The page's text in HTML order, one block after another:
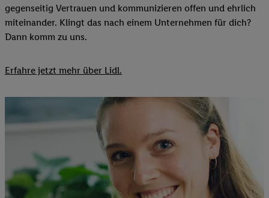
gegenseitig Vertrauen und kommunizieren offen und ehrlich
miteinander. Klingt das nach einem Unternehmen für dich?
Dann komm zu uns.​
Erfahre jetzt mehr über Lidl.